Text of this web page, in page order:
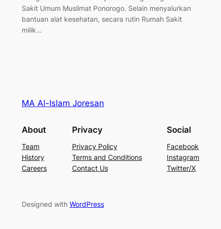
Sakit Umum Muslimat Ponorogo. Selain menyalurkan
bantuan alat kesehatan, secara rutin Rumah Sakit
milik…
MA Al-Islam Joresan
About
Team
History
Careers
Privacy
Privacy Policy
Terms and Conditions
Contact Us
Social
Facebook
Instagram
Twitter/X
Designed with WordPress